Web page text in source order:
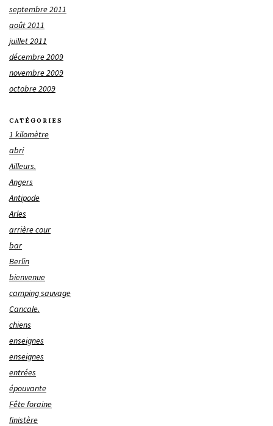
septembre 2011
août 2011
juillet 2011
décembre 2009
novembre 2009
octobre 2009
CATÉGORIES
1 kilomètre
abri
Ailleurs.
Angers
Antipode
Arles
arrière cour
bar
Berlin
bienvenue
camping sauvage
Cancale.
chiens
enseignes
enseignes
entrées
épouvante
Fête foraine
finistère